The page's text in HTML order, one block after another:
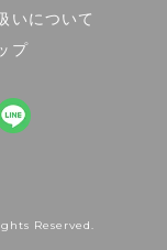
いについて
プ
Reserved.